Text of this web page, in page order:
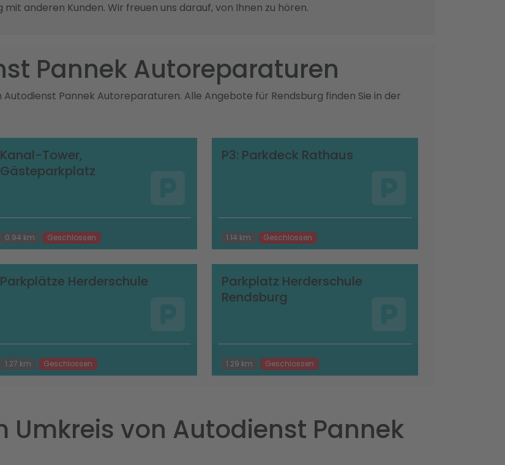
mit anderen Kunden. Wir freuen uns darauf, von Ihnen zu hören.
Pannek Autoreparaturen
Pannek Autoreparaturen. Alle Angebote für Rendsburg finden Sie in der
Kanal-Tower,
Gästeparkplatz
0.94 km Geschlossen
P3: Parkdeck Rathaus
1.14 km Geschlossen
Parkplätze Herderschule
1.27 km Geschlossen
Parkplatz Herderschule
Rendsburg
1.29 km Geschlossen
Umkreis von Autodienst Pannek